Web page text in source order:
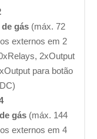
gás(máx. 72
externos em 2
2xOutput
para botão
gás(máx. 144
externos em 4